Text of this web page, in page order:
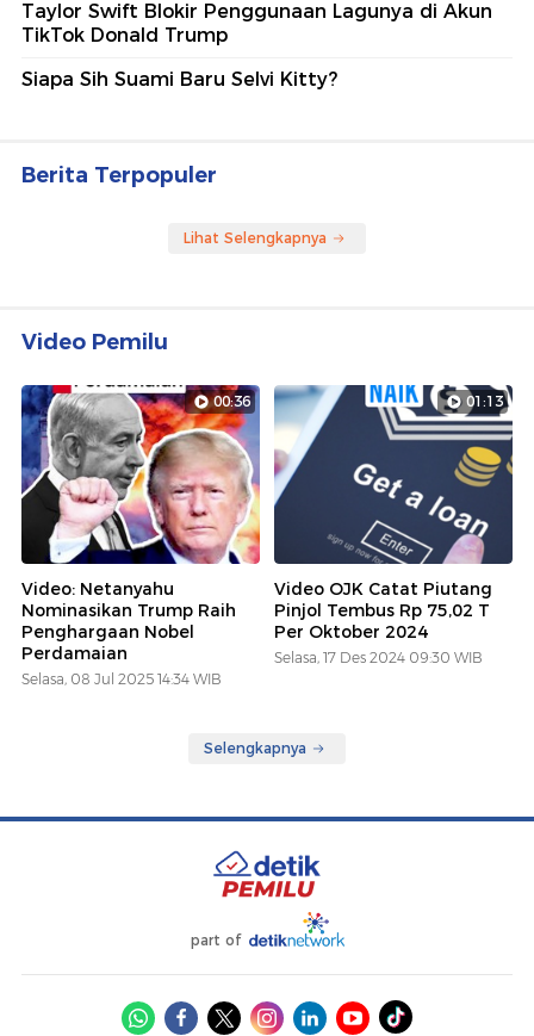
Taylor Swift Blokir Penggunaan Lagunya di Akun
TikTok Donald Trump
Siapa Sih Suami Baru Selvi Kitty?
Berita Terpopuler
Lihat Selengkapnya
Video Pemilu
00:36
Video: Netanyahu
Nominasikan Trump Raih
Penghargaan Nobel
Perdamaian
Selasa, 08 Jul 2025 14:34 WIB
01:13
Video OJK Catat Piutang
Pinjol Tembus Rp 75,02 T
Per Oktober 2024
Selasa, 17 Des 2024 09:30 WIB
Selengkapnya
part of